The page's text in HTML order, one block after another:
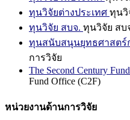
ทุนวิจัยต่างประเทศ ทุนวิ
ทุนวิจัย สบจ. ทุนวิจัย สบ
ทุนสนับสนุนยุทธศาสตร์
การวิจัย
The Second Century
Fund Office (C2F)
หน่วยงานด้านการวิจัย